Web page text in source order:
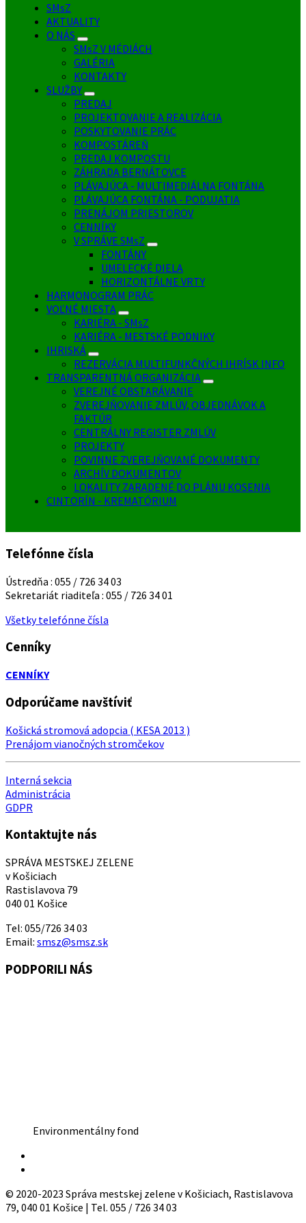
SMsZ
AKTUALITY
O NÁS
SMsZ V MÉDIÁCH
GALÉRIA
KONTAKTY
SLUŽBY
PREDAJ
PROJEKTOVANIE A REALIZÁCIA
POSKYTOVANIE PRÁC
KOMPOSTÁREŇ
PREDAJ KOMPOSTU
ZÁHRADA BERNÁTOVCE
PLÁVAJÚCA - MULTIMEDIÁLNA FONTÁNA
PLÁVAJÚCA FONTÁNA - PODUJATIA
PRENÁJOM PRIESTOROV
CENNÍKY
V SPRÁVE SMsZ
FONTÁNY
UMELECKÉ DIELA
HORIZONTÁLNE VRTY
HARMONOGRAM PRÁC
VOĽNÉ MIESTA
KARIÉRA - SMsZ
KARIÉRA - MESTSKÉ PODNIKY
IHRISKÁ
REZERVÁCIA MULTIFUNKČNÝCH IHRÍSK INFO
TRANSPARENTNÁ ORGANIZÁCIA
VEREJNÉ OBSTARÁVANIE
ZVEREJŇOVANIE ZMLÚV, OBJEDNÁVOK A
FAKTÚR
CENTRÁLNY REGISTER ZMLÚV
PROJEKTY
POVINNE ZVEREJŇOVANÉ DOKUMENTY
ARCHÍV DOKUMENTOV
LOKALITY ZARADENÉ DO PLÁNU KOSENIA
CINTORÍN - KREMATÓRIUM
Telefónne čísla
Ústredňa : 055 / 726 34 03
Sekretariát riaditeľa : 055 / 726 34 01
Všetky telefónne čísla
Cenníky
CENNÍKY
Odporúčame navštíviť
Košická stromová adopcia ( KESA 2013 )
Prenájom vianočných stromčekov
Interná sekcia
Administrácia
GDPR
Kontaktujte nás
SPRÁVA MESTSKEJ ZELENE
v Košiciach
Rastislavova 79
040 01 Košice
Tel: 055/726 34 03
Email: smsz@smsz.sk
PODPORILI NÁS
Environmentálny fond
© 2020-2023 Správa mestskej zelene v Košiciach, Rastislavova
79, 040 01 Košice | Tel. 055 / 726 34 03